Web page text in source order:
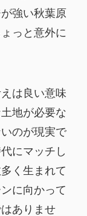
強い秋葉原
っと意外に
は良い意味
地が必要な
のが現実で
にマッチし
く生まれて
に向かって
ありませ